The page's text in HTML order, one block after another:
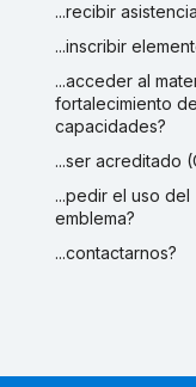
...recibir
...inscribir
...acceder al
fortalecimiento de
capacidades?
...ser acreditado
...pedir el uso del
emblema?
...contactarnos?